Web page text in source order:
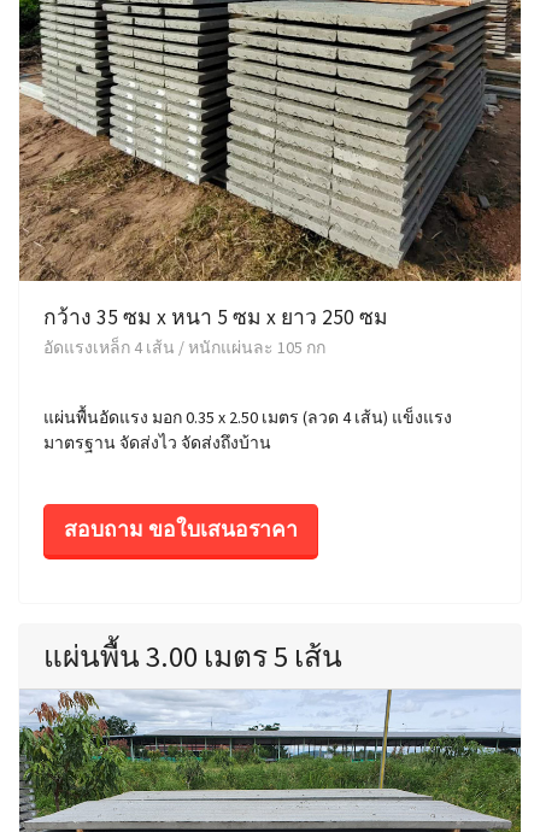
กว้าง 35 ซม x หนา 5 ซม x ยาว 250 ซม
อัดแรงเหล็ก 4 เส้น / หนักแผ่นละ 105 กก
แผ่นพื้นอัดแรง มอก 0.35 x 2.50 เมตร (ลวด 4 เส้น) แข็งแรง
มาตรฐาน จัดส่งไว จัดส่งถึงบ้าน
สอบถาม ขอใบเสนอราคา
แผ่นพื้น 3.00 เมตร 5 เส้น